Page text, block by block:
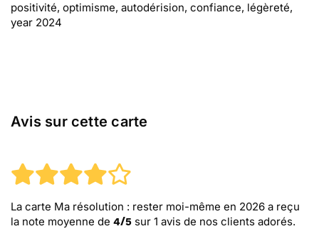
positivité, optimisme, autodérision, confiance, légèreté,
year 2024
Avis sur cette carte
La carte Ma résolution : rester moi-même en 2026 a reçu
la note moyenne de 4/5 sur 1 avis de nos clients adorés.